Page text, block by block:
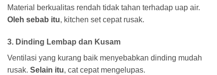
Material berkualitas rendah tidak tahan terhadap uap air.
Oleh sebab itu, kitchen set cepat rusak.
3. Dinding Lembap dan Kusam
Ventilasi yang kurang baik menyebabkan dinding mudah
rusak. Selain itu, cat cepat mengelupas.